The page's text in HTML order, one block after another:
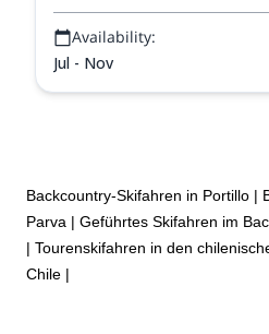
Availability:
Jul - Nov
Backcountry-Skifahren in Portillo |
Parva | Geführtes Skifahren im
| Tourenskifahren in den
Chile |